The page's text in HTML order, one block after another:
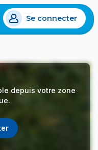
Se connecter
depuis votre zone